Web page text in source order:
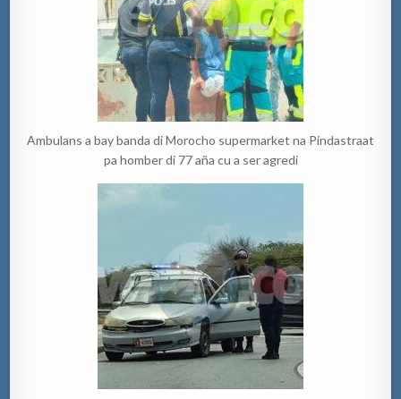
Ambulans a bay banda di Morocho supermarket na Pindastraat
pa homber di 77 aña cu a ser agredi